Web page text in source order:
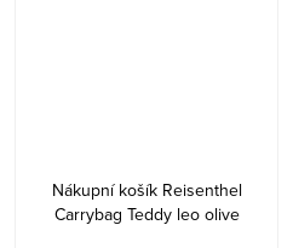
Nákupní košík Reisenthel
Carrybag Teddy leo olive